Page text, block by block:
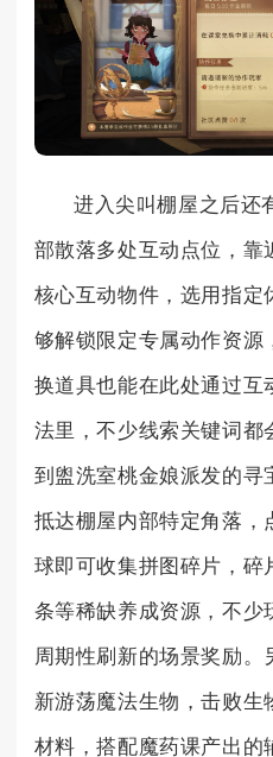
进入尖叫棚屋之后还
部散落多处互动点位，靠
核心互动物件，选用指定
够解锁限定专属动作资源
换道具也能在此处通过互
法里，不少线索关键词都
到盥洗室桃金娘派发的寻
抵达棚屋内部特定角落，
球即可收集拼图碎片，碎
条等稀缺养成资源，不少
周期性刷新的场景奖励。
新游荡魔法生物，击败生
材料，搭配魔药课产出的